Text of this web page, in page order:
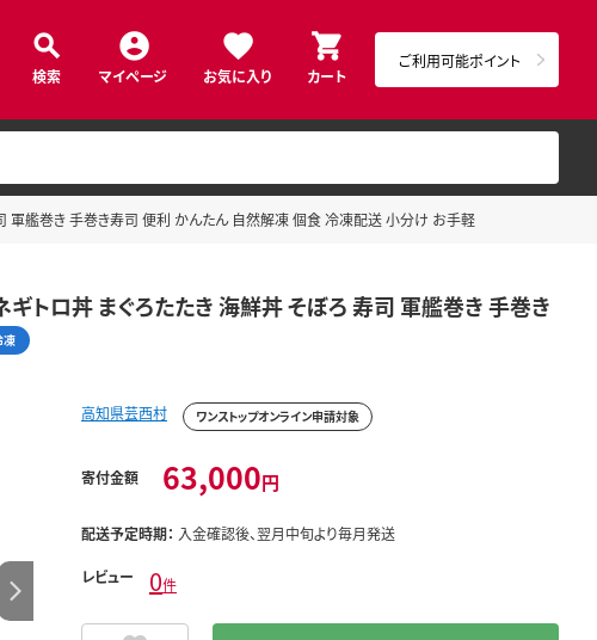
検索 マイページ お気に入り カート
ご利用可能ポイント
軍艦巻き 手巻き寿司 便利 かんたん 自然解凍 個食 冷凍配送 小分け お手軽
トロ丼 まぐろたたき 海鮮丼 そぼろ 寿司 軍艦巻き 手巻き
凍
高知県芸西村 ワンストップオンライン申請対象
寄付金額 63,000円
配送予定時期： 入金確認後、翌月中旬より毎月発送
レビュー 0件